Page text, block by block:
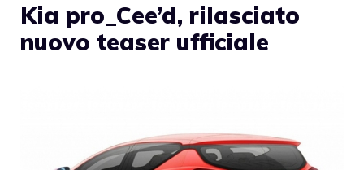
Kia pro_Cee’d, rilasciato
nuovo teaser ufficiale